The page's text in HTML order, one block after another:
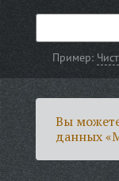
Пример:
Вы
данных